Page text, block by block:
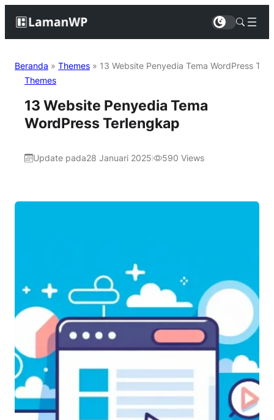
Beranda » Themes » 13 Website Penyedia Tema WordPress
Themes
13 Website Penyedia Tema
WordPress Terlengkap
Update pada28 Januari 2025 590 Views